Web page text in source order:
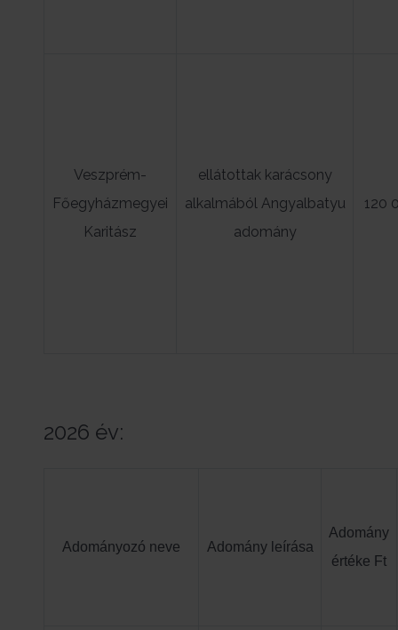
Veszprém-
Főegyházmegyei
Karitász
ellátottak karácsony
alkalmából Angyalbatyu
adomány
120
2026 év:
Adományozó neve Adomány leírása
Adomány
értéke Ft